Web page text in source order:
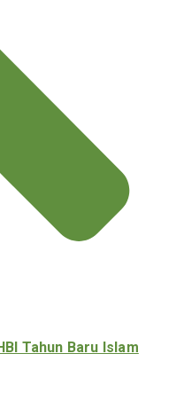
Tahun Baru Islam